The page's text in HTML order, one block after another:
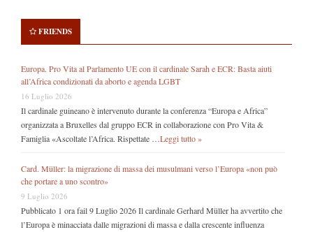
FRIENDS
Europa. Pro Vita al Parlamento UE con il cardinale Sarah e ECR: Basta aiuti
all’Africa condizionati da aborto e agenda LGBT
16 Luglio 2026
Il cardinale guineano è intervenuto durante la conferenza “Europa e Africa”
organizzata a Bruxelles dal gruppo ECR in collaborazione con Pro Vita &
Famiglia «Ascoltate l’Africa. Rispettate …Leggi tutto »
Card. Müller: la migrazione di massa dei musulmani verso l’Europa «non può
che portare a uno scontro»
9 Luglio 2026
Pubblicato 1 ora fail 9 Luglio 2026 Il cardinale Gerhard Müller ha avvertito che
l’Europa è minacciata dalle migrazioni di massa e dalla crescente influenza